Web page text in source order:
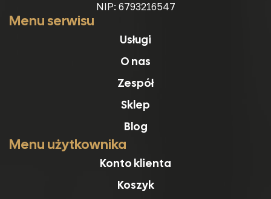
NIP: 6793216547
Menu serwisu
Usługi
O nas
Zespół
Sklep
Blog
Menu użytkownika
Konto klienta
Koszyk